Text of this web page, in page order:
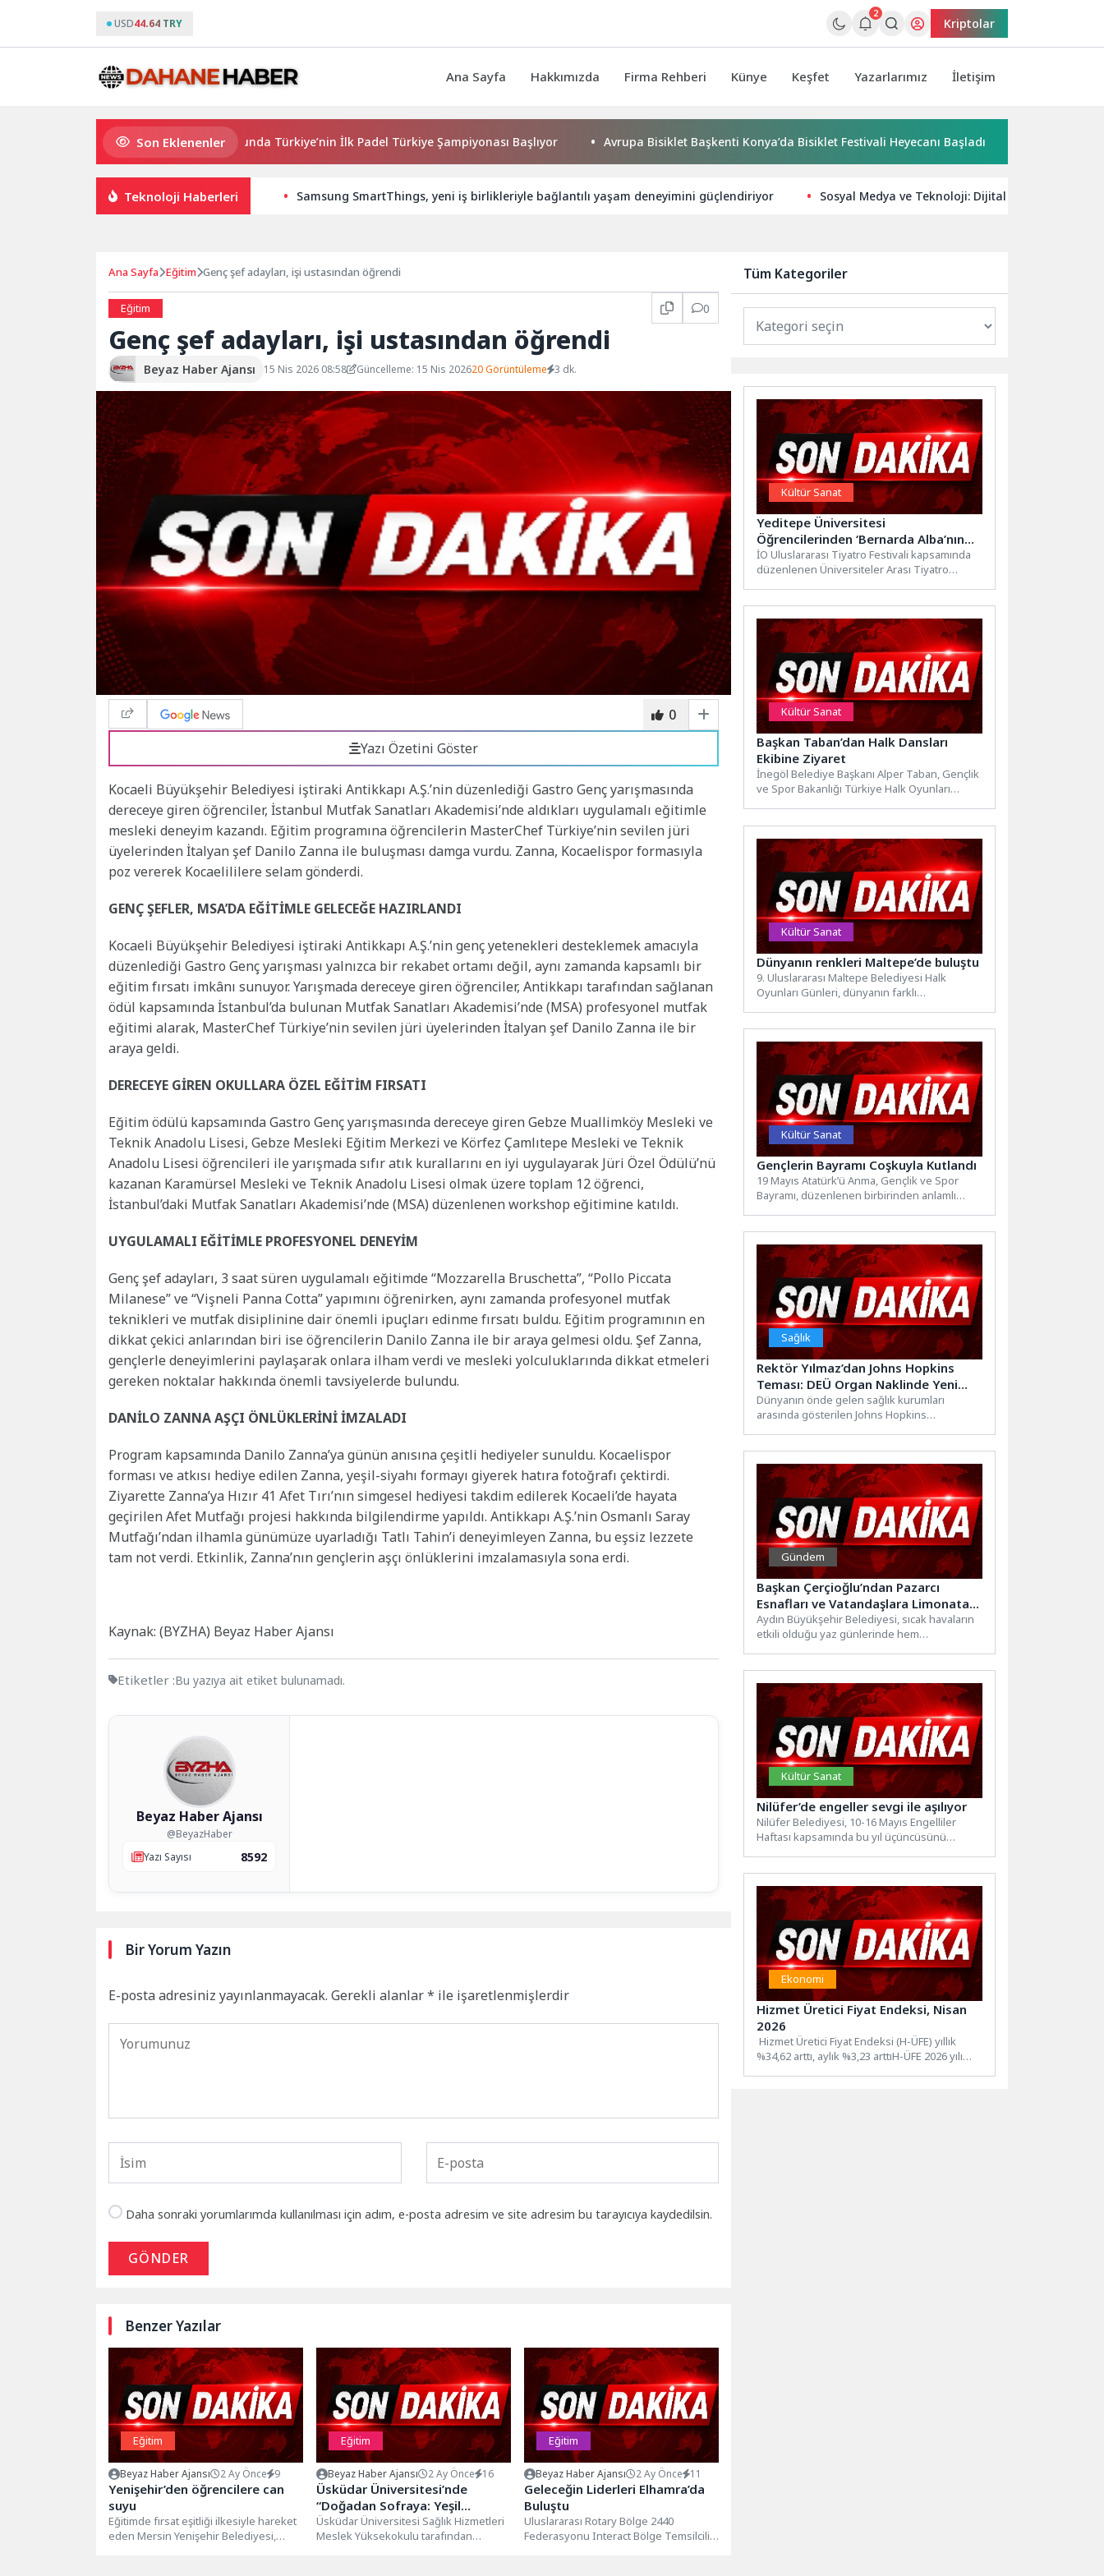
USD44.64 TRY
2
Kriptolar
Ana Sayfa Hakkımızda Firma Rehberi Künye Keşfet Yazarlarımız İletişim
Son Eklenenler
QNB Türkiye Ana Sponsorluğunda Türkiye’nin İlk Padel Türkiye Şampiyonası Başlıyor Avrupa Bisiklet Başkenti Konya’da Bisiklet Festivali Heyecanı Başladı “Yaşamdan Yazıya”
Teknoloji Haberleri Samsung SmartThings, yeni iş birlikleriyle bağlantılı yaşam deneyimini güçlendiriyor Sosyal Medya ve Teknoloji: Dijital Dünyada
Ana Sayfa Eğitim Genç şef adayları, işi ustasından öğrendi
Eğitim 0
Genç şef adayları, işi ustasından öğrendi
Beyaz Haber Ajansı 15 Nis 2026 08:58 Güncelleme: 15 Nis 202620 Görüntüleme 3 dk.
0
Yazı Özetini Göster
Kocaeli Büyükşehir Belediyesi iştiraki Antikkapı A.Ş.’nin düzenlediği Gastro Genç yarışmasında
dereceye giren öğrenciler, İstanbul Mutfak Sanatları Akademisi’nde aldıkları uygulamalı eğitimle
mesleki deneyim kazandı. Eğitim programına öğrencilerin MasterChef Türkiye’nin sevilen jüri
üyelerinden İtalyan şef Danilo Zanna ile buluşması damga vurdu. Zanna, Kocaelispor formasıyla
poz vererek Kocaelililere selam gönderdi.
GENÇ ŞEFLER, MSA’DA EĞİTİMLE GELECEĞE HAZIRLANDI
Kocaeli Büyükşehir Belediyesi iştiraki Antikkapı A.Ş.’nin genç yetenekleri desteklemek amacıyla
düzenlediği Gastro Genç yarışması yalnızca bir rekabet ortamı değil, aynı zamanda kapsamlı bir
eğitim fırsatı imkânı sunuyor. Yarışmada dereceye giren öğrenciler, Antikkapı tarafından sağlanan
ödül kapsamında İstanbul’da bulunan Mutfak Sanatları Akademisi’nde (MSA) profesyonel mutfak
eğitimi alarak, MasterChef Türkiye’nin sevilen jüri üyelerinden İtalyan şef Danilo Zanna ile bir
araya geldi.
DERECEYE GİREN OKULLARA ÖZEL EĞİTİM FIRSATI
Eğitim ödülü kapsamında Gastro Genç yarışmasında dereceye giren Gebze Muallimköy Mesleki ve
Teknik Anadolu Lisesi, Gebze Mesleki Eğitim Merkezi ve Körfez Çamlıtepe Mesleki ve Teknik
Anadolu Lisesi öğrencileri ile yarışmada sıfır atık kurallarını en iyi uygulayarak Jüri Özel Ödülü’nü
kazanan Karamürsel Mesleki ve Teknik Anadolu Lisesi olmak üzere toplam 12 öğrenci,
İstanbul’daki Mutfak Sanatları Akademisi’nde (MSA) düzenlenen workshop eğitimine katıldı.
UYGULAMALI EĞİTİMLE PROFESYONEL DENEYİM
Genç şef adayları, 3 saat süren uygulamalı eğitimde “Mozzarella Bruschetta”, “Pollo Piccata
Milanese” ve “Vişneli Panna Cotta” yapımını öğrenirken, aynı zamanda profesyonel mutfak
teknikleri ve mutfak disiplinine dair önemli ipuçları edinme fırsatı buldu. Eğitim programının en
dikkat çekici anlarından biri ise öğrencilerin Danilo Zanna ile bir araya gelmesi oldu. Şef Zanna,
gençlerle deneyimlerini paylaşarak onlara ilham verdi ve mesleki yolculuklarında dikkat etmeleri
gereken noktalar hakkında önemli tavsiyelerde bulundu.
DANİLO ZANNA AŞÇI ÖNLÜKLERİNİ İMZALADI
Program kapsamında Danilo Zanna’ya günün anısına çeşitli hediyeler sunuldu. Kocaelispor
forması ve atkısı hediye edilen Zanna, yeşil-siyahı formayı giyerek hatıra fotoğrafı çektirdi.
Ziyarette Zanna’ya Hızır 41 Afet Tırı’nın simgesel hediyesi takdim edilerek Kocaeli’de hayata
geçirilen Afet Mutfağı projesi hakkında bilgilendirme yapıldı. Antikkapı A.Ş.’nin Osmanlı Saray
Mutfağı’ndan ilhamla günümüze uyarladığı Tatlı Tahin’i deneyimleyen Zanna, bu eşsiz lezzete
tam not verdi. Etkinlik, Zanna’nın gençlerin aşçı önlüklerini imzalamasıyla sona erdi.
Kaynak: (BYZHA) Beyaz Haber Ajansı
Etiketler :Bu yazıya ait etiket bulunamadı.
Beyaz Haber Ajansı
@BeyazHaber
Yazı Sayısı
8592
Bir Yorum Yazın
E-posta adresiniz yayınlanmayacak. Gerekli alanlar* ile işaretlenmişlerdir
Daha sonraki yorumlarımda kullanılması için adım, e-posta adresim ve site adresim bu tarayıcıya kaydedilsin.
GÖNDER
Benzer Yazılar
Eğitim
Beyaz Haber Ajansı 2 Ay Önce 9
Yenişehir’den öğrencilere can
suyu
Eğitimde fırsat eşitliği ilkesiyle hareket
eden Mersin Yenişehir Belediyesi,
Eğitim
Beyaz Haber Ajansı 2 Ay Önce 16
Üsküdar Üniversitesi’nde
“Doğadan Sofraya: Yeşil
Dönüşüm” buluşması
Üsküdar Üniversitesi Sağlık Hizmetleri
Meslek Yüksekokulu tarafından
Eğitim
Beyaz Haber Ajansı 2 Ay Önce 11
Geleceğin Liderleri Elhamra’da
Buluştu
Uluslararası Rotary Bölge 2440
Federasyonu Interact Bölge Temsilciliği
Tüm Kategoriler
Kültür Sanat
Yeditepe Üniversitesi
Öğrencilerinden ‘Bernarda Alba’nın
Evi’ Tiyatrosu
İO Uluslararası Tiyatro Festivali kapsamında
düzenlenen Üniversiteler Arası Tiyatro
Kültür Sanat
Başkan Taban’dan Halk Dansları
Ekibine Ziyaret
İnegöl Belediye Başkanı Alper Taban, Gençlik
ve Spor Bakanlığı Türkiye Halk Oyunları
Kültür Sanat
Dünyanın renkleri Maltepe’de buluştu
9. Uluslararası Maltepe Belediyesi Halk
Oyunları Günleri, dünyanın farklı
Kültür Sanat
Gençlerin Bayramı Coşkuyla Kutlandı
19 Mayıs Atatürk’ü Anma, Gençlik ve Spor
Bayramı, düzenlenen birbirinden anlamlı
Sağlık
Rektör Yılmaz’dan Johns Hopkins
Teması: DEÜ Organ Naklinde Yeni
Dönem
Dünyanın önde gelen sağlık kurumları
arasında gösterilen Johns Hopkins
Gündem
Başkan Çerçioğlu’ndan Pazarcı
Esnafları ve Vatandaşlara Limonata
İkramı
Aydın Büyükşehir Belediyesi, sıcak havaların
etkili olduğu yaz günlerinde hem
Kültür Sanat
Nilüfer’de engeller sevgi ile aşılıyor
Nilüfer Belediyesi, 10-16 Mayıs Engelliler
Haftası kapsamında bu yıl üçüncüsünü
Ekonomi
Hizmet Üretici Fiyat Endeksi, Nisan
2026
Hizmet Üretici Fiyat Endeksi (H-ÜFE) yıllık
%34,62 arttı, aylık %3,23 arttıH-ÜFE 2026 yılı